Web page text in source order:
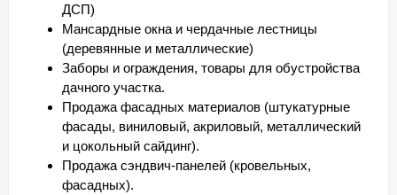
ДСП)
Мансардные окна и чердачные лестницы
(деревянные и металлические)
Заборы и ограждения, товары для обустройства
дачного участка.
Продажа фасадных материалов (штукатурные
фасады, виниловый, акриловый, металлический
и цокольный сайдинг).
Продажа сэндвич-панелей (кровельных,
фасадных).